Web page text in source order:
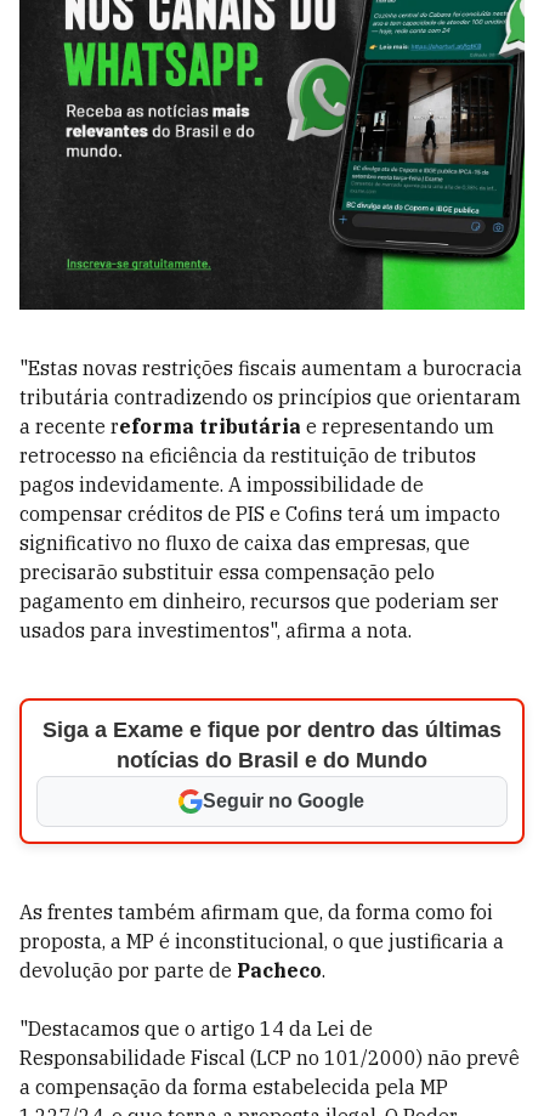
"Estas novas restrições fiscais aumentam a burocracia
tributária contradizendo os princípios que orientaram
a recente reforma tributária e representando um
retrocesso na eficiência da restituição de tributos
pagos indevidamente. A impossibilidade de
compensar créditos de PIS e Cofins terá um impacto
significativo no fluxo de caixa das empresas, que
precisarão substituir essa compensação pelo
pagamento em dinheiro, recursos que poderiam ser
usados para investimentos", afirma a nota.
Siga a Exame e fique por dentro das últimas
notícias do Brasil e do Mundo
Seguir no Google
As frentes também afirmam que, da forma como foi
proposta, a MP é inconstitucional, o que justificaria a
devolução por parte de Pacheco.
"Destacamos que o artigo 14 da Lei de
Responsabilidade Fiscal (LCP no 101/2000) não prevê
a compensação da forma estabelecida pela MP